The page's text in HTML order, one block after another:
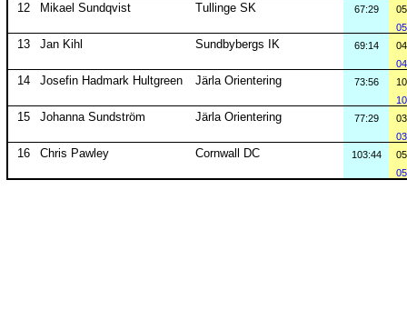
12 Mikael Sundqvist Tullinge SK 67:29
13 Jan Kihl Sundbybergs IK 69:14
14 Josefin Hadmark Hultgreen Järla Orientering 73:56
15 Johanna Sundström Järla Orientering 77:29
16 Chris Pawley Cornwall DC 103:44